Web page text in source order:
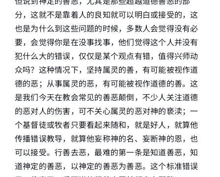
分，这就不是靠着人的良知就可以明白或接受的，这
也是为什么到这些问题的时候，多数人会觉得没有必
要，会觉得你是在没事找事，他们觉得这个人并没有
犯什么大的错误，仅仅是某个观点有错，值得兴师动
众吗？这种情况下，坚持属灵的善，有可能被视作道
德的恶；从事属灵的恶，有可能被视作道德的善。这
是我们今天在教会常见的善恶颠倒，不少人关注道德
的恶对人的伤害，可不关心属灵的恶对神的亵渎；一
个基督徒或牧者只要看起来随和，就是好人，就算他
传播错误教导，就算他妄称神的名、妄断神的恩，也
可以接受。行善去恶，最难的第一条是知道善恶，知
道神定的善恶，以神定的善恶为善恶。这个标准错误